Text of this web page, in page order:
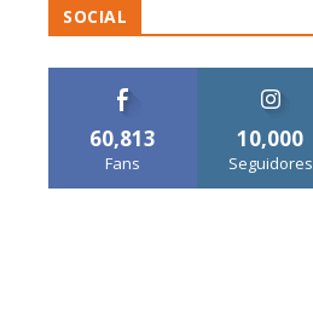
SOCIAL
60,813
Fans
10,000
Seguidores